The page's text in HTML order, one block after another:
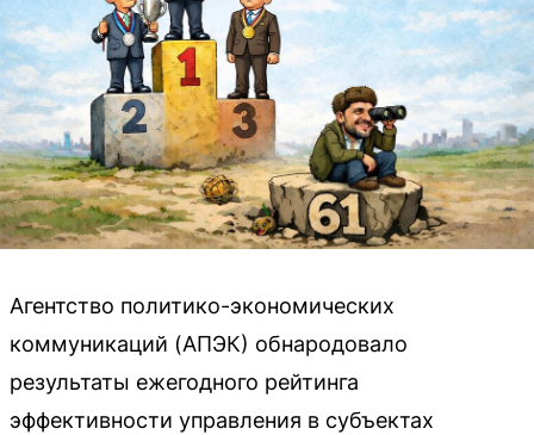
Агентство политико-экономических
коммуникаций (АПЭК) обнародовало
результаты ежегодного рейтинга
эффективности управления в субъектах